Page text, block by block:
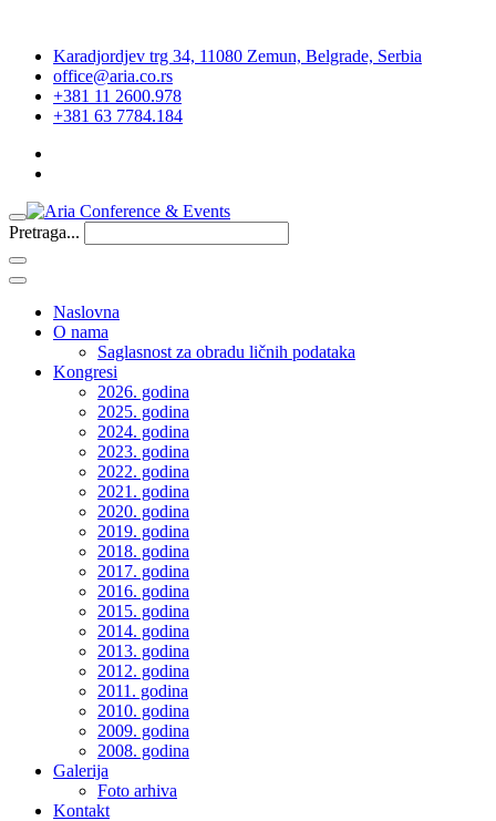
Karadjordjev trg 34, 11080 Zemun, Belgrade, Serbia
office@aria.co.rs
+381 11 2600.978
+381 63 7784.184
Pretraga...
Naslovna
O nama
Saglasnost za obradu ličnih podataka
Kongresi
2026. godina
2025. godina
2024. godina
2023. godina
2022. godina
2021. godina
2020. godina
2019. godina
2018. godina
2017. godina
2016. godina
2015. godina
2014. godina
2013. godina
2012. godina
2011. godina
2010. godina
2009. godina
2008. godina
Galerija
Foto arhiva
Kontakt